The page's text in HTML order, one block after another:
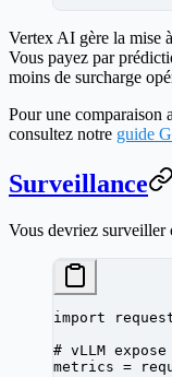
Vertex AI gère la mise
Vous payez par
moins de surcharge
Pour une comparaison
consultez notre guide
Surveillance
Vous devriez surveiller
import
# vLLM
metrics =